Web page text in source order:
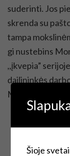
suderinti. Jos
skrenda su
tampa
gi nustebins
,,įkvepia”
dailininkės
Monikos istorija
Šioje